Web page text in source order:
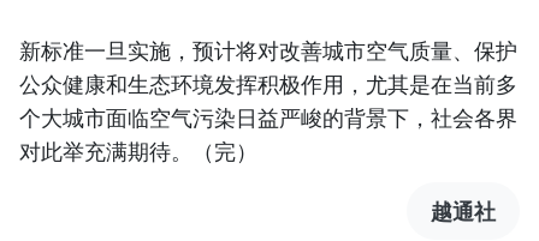
新标准一旦实施，预计将对改善城市空气质量、保护
公众健康和生态环境发挥积极作用，尤其是在当前多
个大城市面临空气污染日益严峻的背景下，社会各界
对此举充满期待。（完）
越通社